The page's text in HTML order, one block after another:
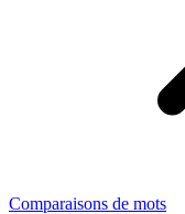
Comparaisons de mots